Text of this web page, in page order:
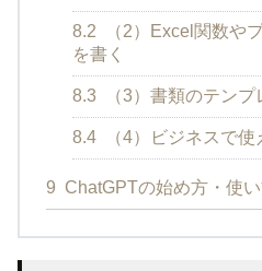
8.2
（2）Excel関数や
を書く
8.3 （3）書類のテンプ
8.4 （4）ビジネスで
9 ChatGPTの始め方・使